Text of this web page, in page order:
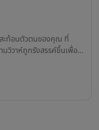
ะท้อนตัวตนของคุณ ที่
วิวาห์ถูกรังสรรค์ขึ้นเพื่อ
นเอกลักษณ์ใจกลางสีลม
ดจำที่สุด